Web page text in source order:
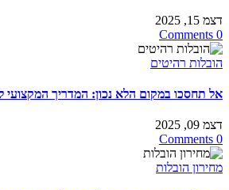
דצמ 15, 2025
0 Comments
הובלות רהיטים
אל תחסכו במקום הלא נכון: המדריך המקצועי
דצמ 09, 2025
0 Comments
מחירון הובלות